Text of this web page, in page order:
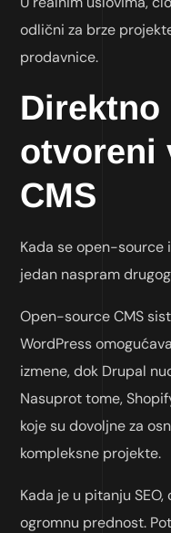
odlični za brze
prodavnice.
Direktno
otvoreni
CMS
Kada se open-
jedan naspram
Open-source CMS
WordPress
izmene, dok Drupal
Nasuprot tome,
koje su dovoljne za
kompleksne projekte.
Kada je u pitanju
ogromnu prednost.